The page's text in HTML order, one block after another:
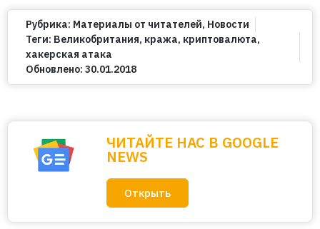
Рубрика: Материалы от читателей, Новости
Теги: Великобритания, кража, криптовалюта,
хакерская атака
Обновлено: 30.01.2018
ЧИТАЙТЕ НАС В GOOGLE
NEWS
Открыть